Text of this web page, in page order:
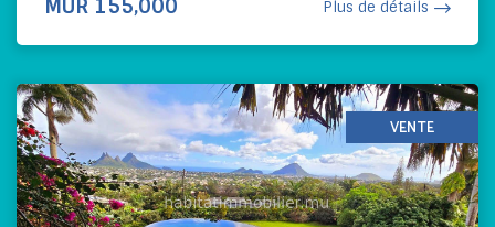
MUR 155,000 Plus de détails
VENTE